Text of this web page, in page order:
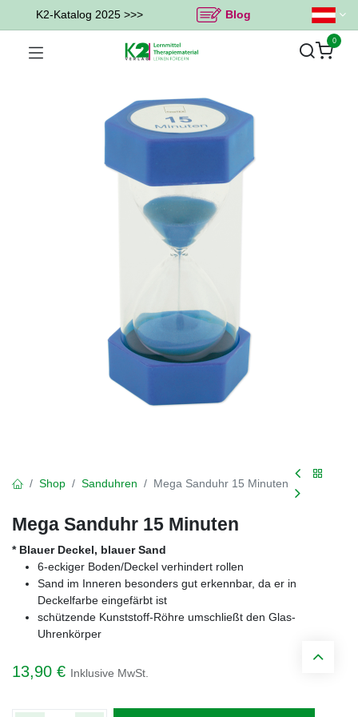
K2-Katalog 2025 >>> Blog
0
Shop Sanduhren Mega Sanduhr 15 Minuten
Mega Sanduhr 15 Minuten
* Blauer Deckel, blauer Sand
6-eckiger Boden/Deckel verhindert rollen
Sand im Inneren besonders gut erkennbar, da er in
Deckelfarbe eingefärbt ist
schützende Kunststoff-Röhre umschließt den Glas-
Uhrenkörper
13,90 € Inklusive MwSt.